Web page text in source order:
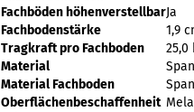
Fachböden höhenverstellbarJa
Fachbodenstärke
1,9
Tragkraft pro Fachboden
25,0
Material
Material Fachboden
Oberflächenbeschaffenheit